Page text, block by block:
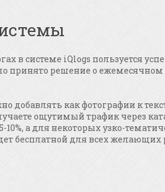
в системе iQlogs пользуется
решение о ежемесячном
добавлять как фотографии к
ощутимый трафик через
а для некоторых узко-
бесплатной для всех желающих